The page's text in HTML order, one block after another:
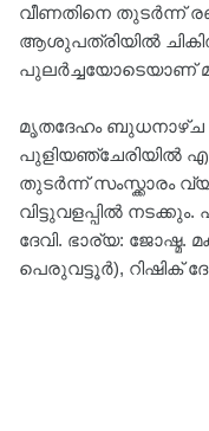
വീണതിനെ തുടർന്ന്
ആശുപത്രിയില്‍
പുലര്‍ച്ചയോടെയാണ്
മൃതദേഹം ബുധനാഴ്ച
പുളിയഞ്ചേരിയിൽ
തുടർന്ന് സംസ്ക്കാരം
വിട്ടുവളപ്പിൽ
ദേവി. ഭാര്യ:
പെരുവട്ടൂർ), റിഷിക്